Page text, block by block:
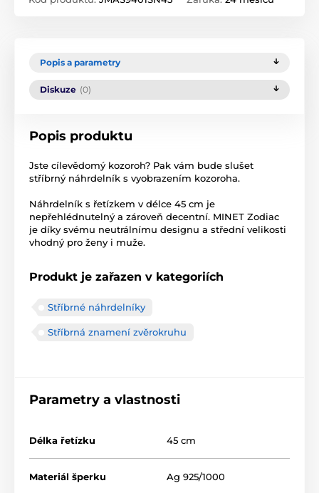
Popis a parametry
Diskuze (0)
Popis produktu
Jste cílevědomý kozoroh? Pak vám bude slušet
stříbrný náhrdelník s vyobrazením kozoroha.
Náhrdelník s řetízkem v délce 45 cm je
nepřehlédnutelný a zároveň decentní. MINET Zodiac
je díky svému neutrálnímu designu a střední velikosti
vhodný pro ženy i muže.
Produkt je zařazen v kategoriích
Stříbrné náhrdelníky
Stříbrná znamení zvěrokruhu
Parametry a vlastnosti
Délka řetízku 45 cm
Materiál šperku Ag 925/1000